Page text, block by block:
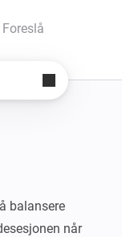
Foreslå
balansere
når